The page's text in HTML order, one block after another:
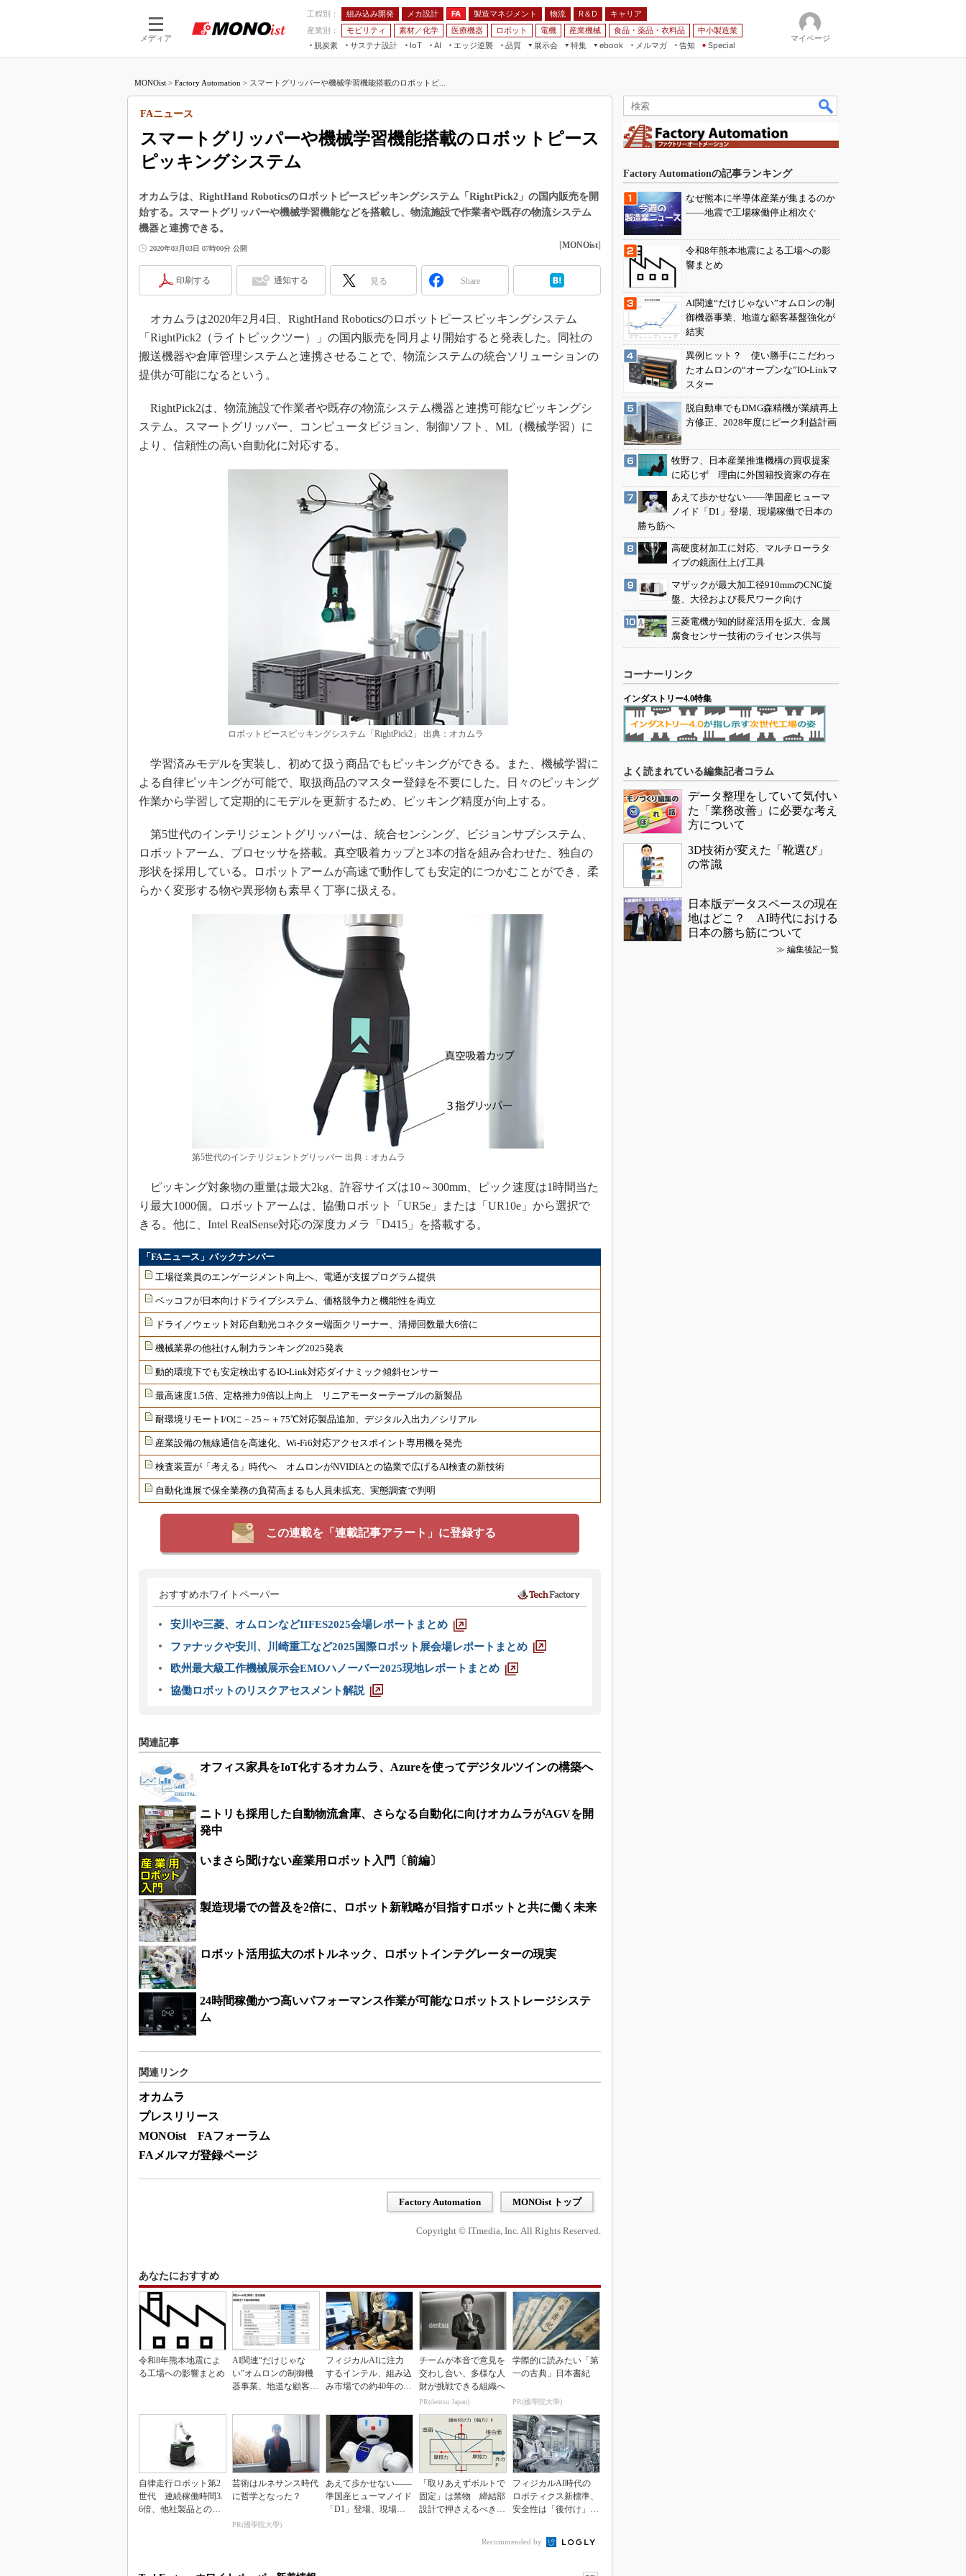
メディア
工程別： 組み込み開発 メカ設計 FA 製造マネジメント 物流 R＆D
キャリア
産業別：
モビリティ 素材／化学 医療機器 ロボット 電機 産業機械 食品・薬品・衣料品
中小製造業
脱炭素
サステナ設計
IoT
つながる工場
AI
AI×設備保全
エッジ逆襲 品質
展示会
JIMTOF
IIFES
TECHNO-FRONTIER
EdgeTech+
日本ものづくりワールド
AUTOMOTIVE WORLD
産業オープンネット展
特集
つながるクルマ
VR／AR
組み込み画像技術
組み込みモデリング
ISO26262
3Dプリンタ
デジタルツインとCAE
イノベーション
海外生産
グローバル設計・開発
制御セキュリティ
新型コロナへの対応
ebook
メルマガ
告知 Special
マイページ
MONOist > Factory Automation > スマートグリッパーや機械学習機能搭載のロボットピ...
スマートグリッパーや機械学習機能搭載のロボットピース
ピッキングシステム
FAニュース
オカムラは、RightHand Roboticsのロボットピースピッキングシステム「RightPick2」の国内販売を開
始する。スマートグリッパーや機械学習機能などを搭載し、物流施設で作業者や既存の物流システム
機器と連携できる。
2020年03月03日 07時00分 公開 [MONOist]
印刷する 通知する 見る Share
オカムラは2020年2月4日、RightHand Roboticsのロボットピースピッキングシステム
「RightPick2（ライトピックツー）」の国内販売を同月より開始すると発表した。同社の
搬送機器や倉庫管理システムと連携させることで、物流システムの統合ソリューションの
提供が可能になるという。
RightPick2は、物流施設で作業者や既存の物流システム機器と連携可能なピッキングシ
ステム。スマートグリッパー、コンピュータビジョン、制御ソフト、ML（機械学習）に
より、信頼性の高い自動化に対応する。
ロボットピースピッキングシステム「RightPick2」 出典：オカムラ
学習済みモデルを実装し、初めて扱う商品でもピッキングができる。また、機械学習に
よる自律ピッキングが可能で、取扱商品のマスター登録を不要にした。日々のピッキング
作業から学習して定期的にモデルを更新するため、ピッキング精度が向上する。
第5世代のインテリジェントグリッパーは、統合センシング、ビジョンサブシステム、
ロボットアーム、プロセッサを搭載。真空吸着カップと3本の指を組み合わせた、独自の
形状を採用している。ロボットアームが高速で動作しても安定的につかむことができ、柔
らかく変形する物や異形物も素早く丁寧に扱える。
第5世代のインテリジェントグリッパー 出典：オカムラ
ピッキング対象物の重量は最大2kg、許容サイズは10～300mm、ピック速度は1時間当た
り最大1000個。ロボットアームは、協働ロボット「UR5e」または「UR10e」から選択で
きる。他に、Intel RealSense対応の深度カメラ「D415」を搭載する。
「FAニュース」バックナンバー
工場従業員のエンゲージメント向上へ、電通が支援プログラム提供
ベッコフが日本向けドライブシステム、価格競争力と機能性を両立
ドライ／ウェット対応自動光コネクター端面クリーナー、清掃回数最大6倍に
機械業界の他社けん制力ランキング2025発表
動的環境下でも安定検出するIO-Link対応ダイナミック傾斜センサー
最高速度1.5倍、定格推力9倍以上向上 リニアモーターテーブルの新製品
耐環境リモートI/Oに－25～＋75℃対応製品追加、デジタル入出力／シリアル
産業設備の無線通信を高速化、Wi-Fi6対応アクセスポイント専用機を発売
検査装置が「考える」時代へ オムロンがNVIDIAとの協業で広げるAI検査の新技術
自動化進展で保全業務の負荷高まるも人員未拡充、実態調査で判明
この連載を「連載記事アラート」に登録する
おすすめホワイトペーパー
安川や三菱、オムロンなどIIFES2025会場レポートまとめ
ファナックや安川、川崎重工など2025国際ロボット展会場レポートまとめ
欧州最大級工作機械展示会EMOハノーバー2025現地レポートまとめ
協働ロボットのリスクアセスメント解説
関連記事
オフィス家具をIoT化するオカムラ、Azureを使ってデジタルツインの構築へ
ニトリも採用した自動物流倉庫、さらなる自動化に向けオカムラがAGVを開
発中
いまさら聞けない産業用ロボット入門〔前編〕
製造現場での普及を2倍に、ロボット新戦略が目指すロボットと共に働く未来
ロボット活用拡大のボトルネック、ロボットインテグレーターの現実
24時間稼働かつ高いパフォーマンス作業が可能なロボットストレージシステ
ム
関連リンク
オカムラ
プレスリリース
MONOist FAフォーラム
FAメルマガ登録ページ
Factory Automation MONOist トップ
Copyright © ITmedia, Inc. All Rights Reserved.
あなたにおすすめ
令和8年熊本地震によ
る工場への影響まとめ
AI関連“だけじゃな
い”オムロンの制御機
器事業、地道な顧客基
フィジカルAIに注力
するインテル、組み込
み市場での約40年の実
チームが本音で意見を
交わし合い、多様な人
財が挑戦できる組織へ
PR(dentsu Japan)
学際的に読みたい「第
一の古典」日本書紀
PR(國學院大學)
自律走行ロボット第2
世代 連続稼働時間3.
6倍、他社製品との連
芸術はルネサンス時代
に哲学となった？
PR(國學院大學)
あえて歩かせない――
準国産ヒューマノイド
「D1」登場、現場稼
「取りあえずボルトで
固定」は禁物 締結部
設計で押さえるべき基
フィジカルAI時代の
ロボティクス新標準、
安全性は「後付け」で
Recommended by
Factory Automationの記事ランキング
なぜ熊本に半導体産業が集まるのか
――地震で工場稼働停止相次ぐ
令和8年熊本地震による工場への影
響まとめ
AI関連“だけじゃない”オムロンの制
御機器事業、地道な顧客基盤強化が
結実
異例ヒット？ 使い勝手にこだわっ
たオムロンの“オープンな”IO-Linkマ
スター
脱自動車でもDMG森精機が業績再上
方修正、2028年度にピーク利益計画
牧野フ、日本産業推進機構の買収提案
に応じず 理由に外国籍投資家の存在
あえて歩かせない――準国産ヒューマ
ノイド「D1」登場、現場稼働で日本の
勝ち筋へ
高硬度材加工に対応、マルチローラタ
イプの鏡面仕上げ工具
マザックが最大加工径910mmのCNC旋
盤、大径および長尺ワーク向け
三菱電機が知的財産活用を拡大、金属
腐食センサー技術のライセンス供与
コーナーリンク
インダストリー4.0特集
よく読まれている編集記者コラム
データ整理をしていて気付い
た「業務改善」に必要な考え
方について
3D技術が変えた「靴選び」
の常識
日本版データスペースの現在
地はどこ？ AI時代における
日本の勝ち筋について
≫ 編集後記一覧